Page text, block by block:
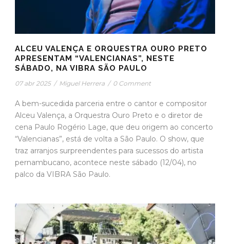
ALCEU VALENÇA E ORQUESTRA OURO PRETO
APRESENTAM “VALENCIANAS”, NESTE
SÁBADO, NA VIBRA SÃO PAULO
07 abr 2025 / Miguel Herrera / 0 Comment
A bem-sucedida parceria entre o cantor e compositor
Alceu Valença, a Orquestra Ouro Preto e o diretor de
cena Paulo Rogério Lage, que deu origem ao concerto
“Valencianas”, está de volta a São Paulo. O show, que
traz arranjos surpreendentes para sucessos do artista
pernambucano, acontece neste sábado (12/04), no
palco da VIBRA São Paulo.